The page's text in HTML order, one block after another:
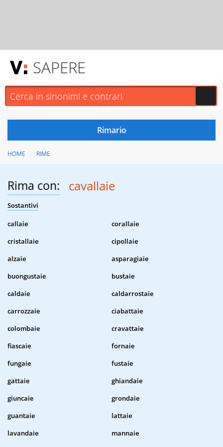
SAPERE
HOME RIME
Rima con: cavallaie
Sostantivi
callaie
corallaie
cristallaie
cipollaie
alzaie
asparagiaie
buongustaie
bustaie
caldaie
caldarrostaie
carrozzaie
ciabattaie
colombaie
cravattaie
fiascaie
fornaie
fungaie
fustaie
gattaie
ghiandaie
giuncaie
grondaie
guantaie
lattaie
lavandaie
mannaie